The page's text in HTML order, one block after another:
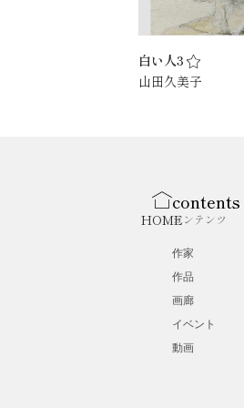
白い人3
山田久美子
HOME
contents
コンテンツ
作家
作品
画廊
イベント
動画